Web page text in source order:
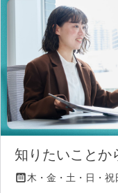
知りたいことか